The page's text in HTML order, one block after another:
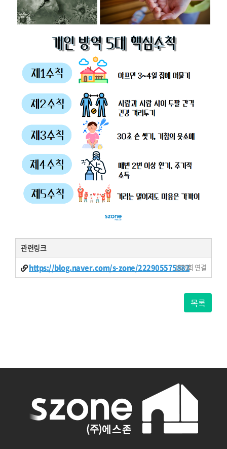
관련링크
https://blog.naver.com/s-zone/2229055758821579회 연결
목록